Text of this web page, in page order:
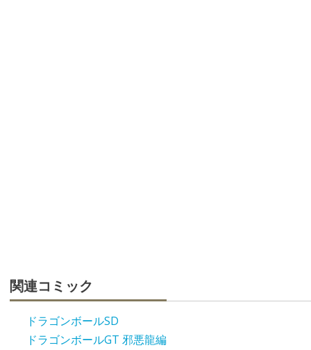
関連コミック
ドラゴンボールSD
ドラゴンボールGT 邪悪龍編